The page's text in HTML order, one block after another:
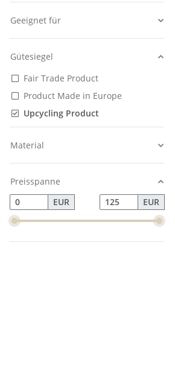
Geeignet für
Gütesiegel
Fair Trade Product
Product Made in Europe
Upcycling Product
Material
Preisspanne
EUR
EUR